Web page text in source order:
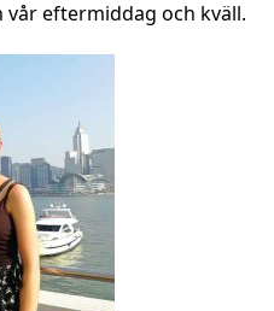
eftermiddag och kväll.